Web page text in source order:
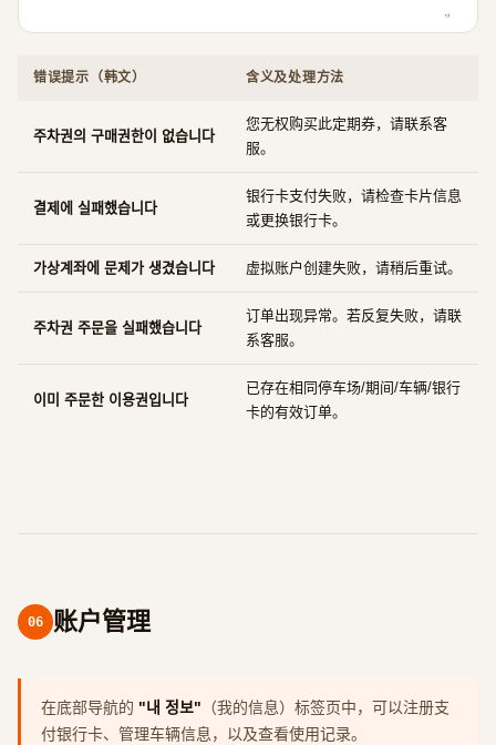
错误提示（韩文） 含义及处理方法
주차권의 구매권한이 없습니다
您无权购买此定期券，请联系客
服。
결제에 실패했습니다
银行卡支付失败，请检查卡片信息
或更换银行卡。
가상계좌에 문제가 생겼습니다 虚拟账户创建失败，请稍后重试。
주차권 주문을 실패했습니다
订单出现异常。若反复失败，请联
系客服。
이미 주문한 이용권입니다
已存在相同停车场/期间/车辆/银行
卡的有效订单。
06 账户管理
在底部导航的 "내 정보" （我的信息）标签页中，可以注册支
付银行卡、管理车辆信息，以及查看使用记录。